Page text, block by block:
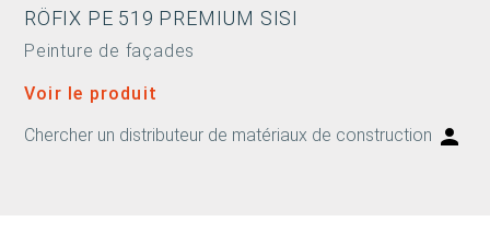
RÖFIX PE 519 PREMIUM SISI
Peinture de façades
Voir le produit
Chercher un distributeur de matériaux de construction